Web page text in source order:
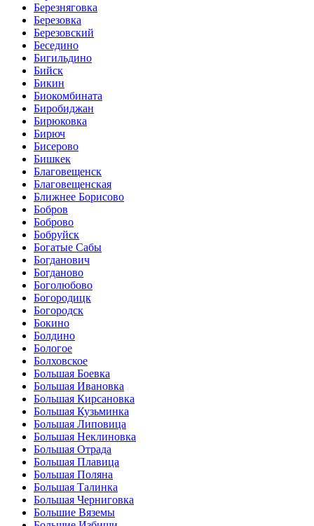
Березняговка
Березовка
Березовский
Беседино
Бигильдино
Бийск
Бикин
Биокомбината
Биробиджан
Бирюковка
Бирюч
Бисерово
Бишкек
Благовещенск
Благовещенская
Ближнее Борисово
Бобров
Боброво
Бобруйск
Богатые Сабы
Богданович
Богданово
Боголюбово
Богородицк
Богородск
Бокино
Болдино
Бологое
Болховское
Большая Боевка
Большая Ивановка
Большая Кирсановка
Большая Кузьминка
Большая Липовица
Большая Неклиновка
Большая Отрада
Большая Плавица
Большая Поляна
Большая Талинка
Большая Черниговка
Большие Вяземы